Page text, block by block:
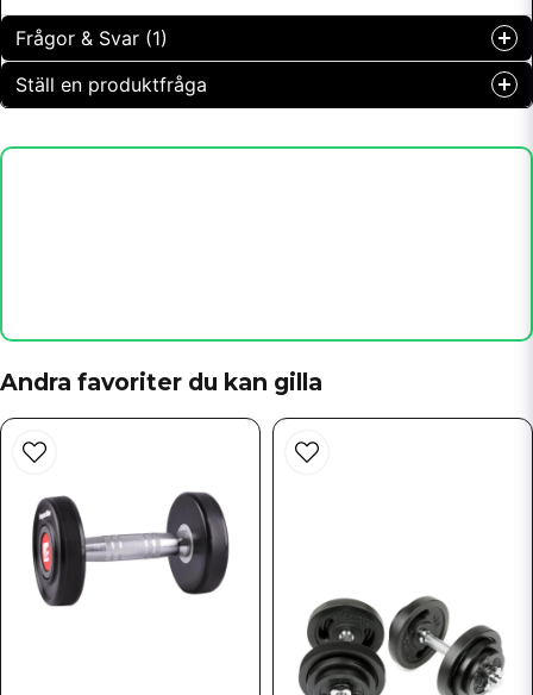
Frågor & Svar (1)
Hur lång är greppytan på denna modellen? Finns det
Ställ en produktfråga
Fråga oss något om denna produkten...
Mejladress
Andra favoriter du kan gilla